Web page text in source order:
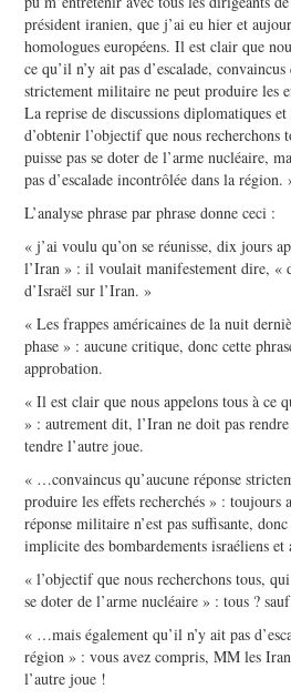
président iranien, que j’ai eu hier et
homologues européens. Il est clair que
ce qu’il n’y ait pas d’escalade, convaincus
strictement militaire ne peut produire les
La reprise de discussions diplomatiques
d’obtenir l’objectif que nous recherchons
puisse pas se doter de l’arme nucléaire,
pas d’escalade incontrôlée dans la région.
L’analyse phrase par phrase donne ceci :
« j’ai voulu qu’on se réunisse, dix jours
l’Iran » : il voulait manifestement dire, «
d’Israël sur l’Iran. »
« Les frappes américaines de la nuit
phase » : aucune critique, donc cette
approbation.
« Il est clair que nous appelons tous à ce
» : autrement dit, l’Iran ne doit pas
tendre l’autre joue.
« …convaincus qu’aucune réponse
produire les effets recherchés » : toujours
réponse militaire n’est pas suffisante,
implicite des bombardements israéliens et
« l’objectif que nous recherchons tous,
se doter de l’arme nucléaire » : tous ?
« …mais également qu’il n’y ait pas
région » : vous avez compris, MM les
l’autre joue !